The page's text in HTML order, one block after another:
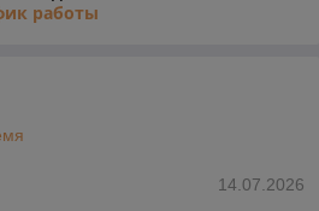
работы
14.07.2026